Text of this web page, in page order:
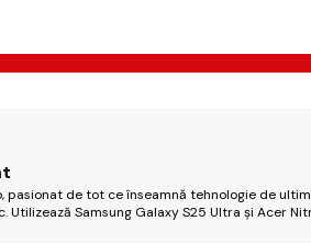
pasionat de tot ce înseamnă tehnologie de
Utilizează Samsung Galaxy S25 Ultra și Acer